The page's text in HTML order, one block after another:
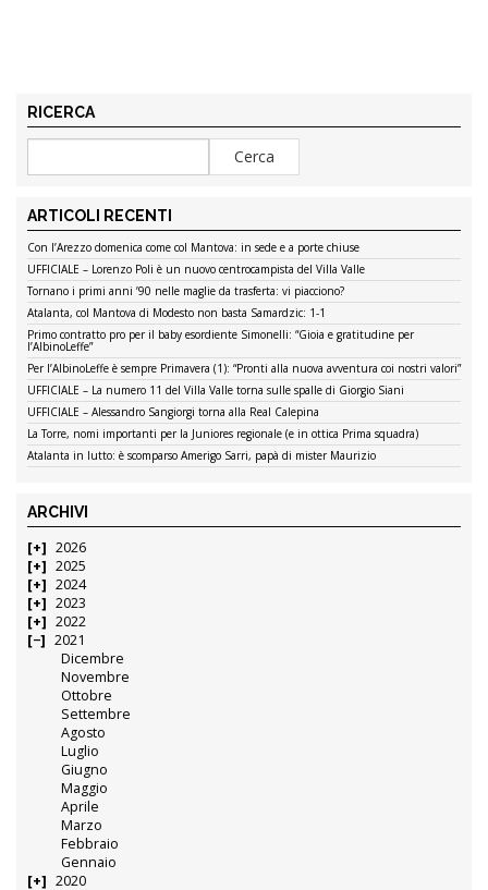
RICERCA
ARTICOLI RECENTI
Con l’Arezzo domenica come col Mantova: in sede e a porte chiuse
UFFICIALE – Lorenzo Poli è un nuovo centrocampista del Villa Valle
Tornano i primi anni ’90 nelle maglie da trasferta: vi piacciono?
Atalanta, col Mantova di Modesto non basta Samardzic: 1-1
Primo contratto pro per il baby esordiente Simonelli: “Gioia e gratitudine per
l’AlbinoLeffe”
Per l’AlbinoLeffe è sempre Primavera (1): “Pronti alla nuova avventura coi nostri valori”
UFFICIALE – La numero 11 del Villa Valle torna sulle spalle di Giorgio Siani
UFFICIALE – Alessandro Sangiorgi torna alla Real Calepina
La Torre, nomi importanti per la Juniores regionale (e in ottica Prima squadra)
Atalanta in lutto: è scomparso Amerigo Sarri, papà di mister Maurizio
ARCHIVI
2026
2025
2024
2023
2022
2021
Dicembre
Novembre
Ottobre
Settembre
Agosto
Luglio
Giugno
Maggio
Aprile
Marzo
Febbraio
Gennaio
2020